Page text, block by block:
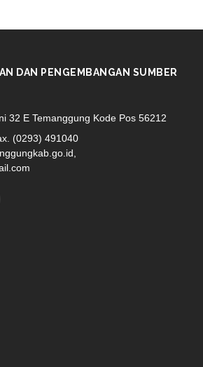
DAN PENGEMBANGAN SUMBER
32 E Temanggung Kode Pos 56212
(0293) 491040